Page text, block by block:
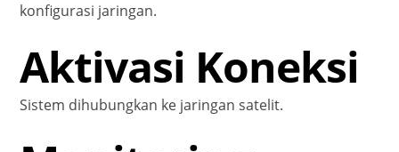
konfigurasi jaringan.
Aktivasi Koneksi
Sistem dihubungkan ke jaringan satelit.